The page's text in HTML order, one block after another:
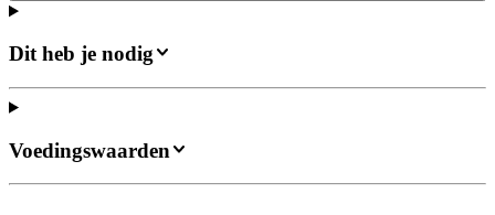
Dit heb je nodig
Voedingswaarden